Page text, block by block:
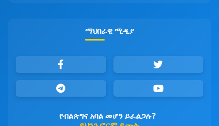
ማህበራዊ ሚዲያ
የብልጽግና አባል መሆን ይፈልጋሉ?